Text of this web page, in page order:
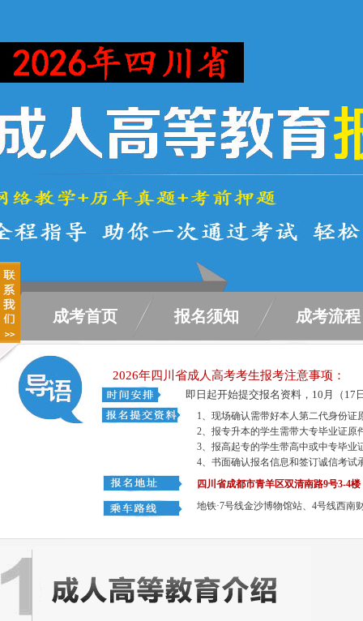
成考首页 报名须知 成考流程
2026年四川省成人高考考生报考注意事项：
即日起开始提交报名资料，10月（17
1、现场确认需带好本人第二代身份证
2、报专升本的学生需带大专毕业证原
3、报高起专的学生带高中或中专毕业
4、书面确认报名信息和签订诚信考试
四川省成都市青羊区双清南路9号3-4楼
地铁·7号线金沙博物馆站、4号线西南